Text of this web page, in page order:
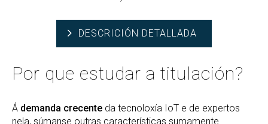
DESCRICIÓN DETALLADA
Por que estudar a titulación?
Á demanda crecente da tecnoloxía IoT e de expertos
nela, súmanse outras características sumamente